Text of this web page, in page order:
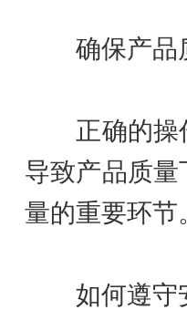
确保产品
正确的操作
导致产品质
量的重要环节
如何遵守